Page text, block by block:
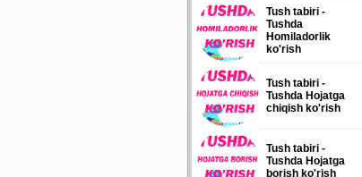
Tush tabiri -
Tushda
Homiladorlik
ko'rish
Tush tabiri -
Tushda Hojatga
chiqish ko'rish
Tush tabiri -
Tushda Hojatga
borish ko'rish